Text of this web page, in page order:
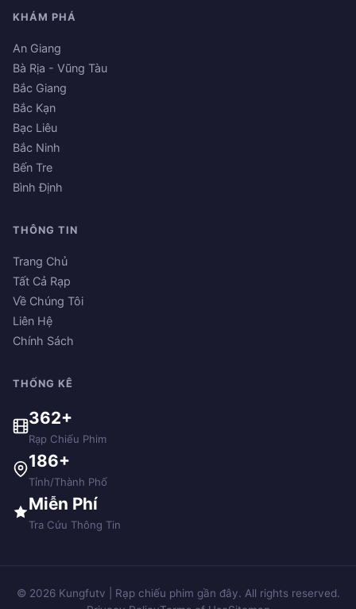
KHÁM PHÁ
An Giang
Bà Rịa - Vũng Tàu
Bắc Giang
Bắc Kạn
Bạc Liêu
Bắc Ninh
Bến Tre
Bình Định
THÔNG TIN
Trang Chủ
Tất Cả Rạp
Về Chúng Tôi
Liên Hệ
Chính Sách
THỐNG KÊ
362+
Rạp Chiếu Phim
186+
Tỉnh/Thành Phố
Miễn Phí
Tra Cứu Thông Tin
© 2026 Kungfutv | Rạp chiếu phim gần đây. All rights reserved.